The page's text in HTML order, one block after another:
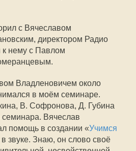
с Вячеславом
директором Радио
к нему с Павлом
Владленовичем около
в моём семинаре.
В. Софронова, Д. Губина
семинара. Вячеслав
помощь в создании «Учимся
в звуке. Знаю, он слово своё